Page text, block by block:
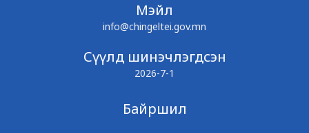
Мэйл
info@chingeltei.gov.mn
Сүүлд шинэчлэгдсэн
2026-7-1
Байршил